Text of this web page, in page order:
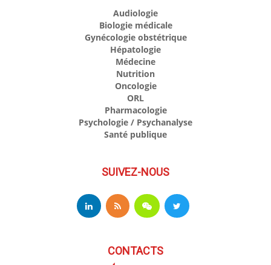
Audiologie
Biologie médicale
Gynécologie obstétrique
Hépatologie
Médecine
Nutrition
Oncologie
ORL
Pharmacologie
Psychologie / Psychanalyse
Santé publique
SUIVEZ-NOUS
CONTACTS